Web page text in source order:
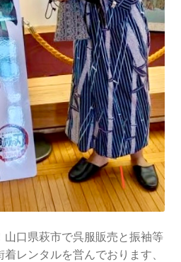
口県萩市で呉服販売と振袖等
レンタルを営んでおります、